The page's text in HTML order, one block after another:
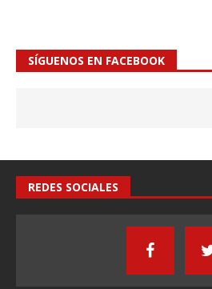
SÍGUENOS EN FACEBOOK
REDES SOCIALES